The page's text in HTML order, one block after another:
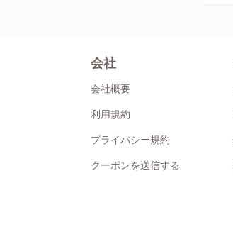
会社
会社概要
利用規約
プライバシー規約
クーポンを送信する